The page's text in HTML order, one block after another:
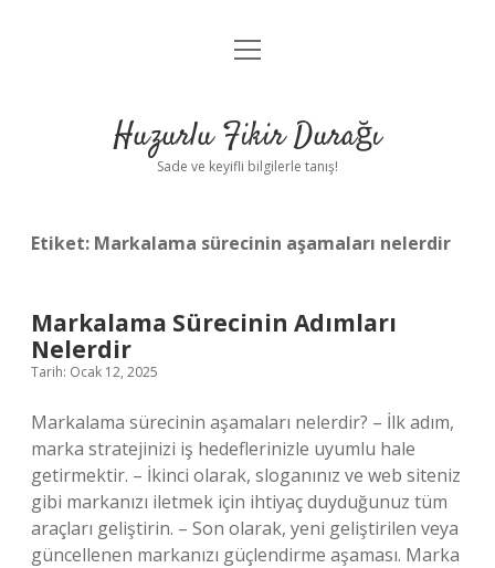
Anasayfa
Yasal Uyarı
menüyü
Huzurlu Fikir Durağı
Sade ve keyifli bilgilerle tanış!
Etiket: Markalama sürecinin aşamaları nelerdir
Markalama Sürecinin Adımları
Nelerdir
Tarih: Ocak 12, 2025
Markalama sürecinin aşamaları nelerdir? – İlk adım,
marka stratejinizi iş hedeflerinizle uyumlu hale
getirmektir. – İkinci olarak, sloganınız ve web siteniz
gibi markanızı iletmek için ihtiyaç duyduğunuz tüm
araçları geliştirin. – Son olarak, yeni geliştirilen veya
güncellenen markanızı güçlendirme aşaması. Marka